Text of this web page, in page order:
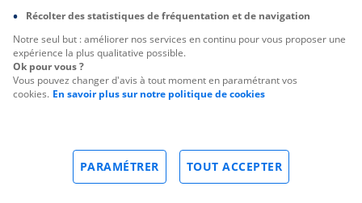
Récolter des statistiques de fréquentation et de navigation
Notre seul but : améliorer nos services en continu pour vous proposer une
expérience la plus qualitative possible.
Ok pour vous ?
Vous pouvez changer d'avis à tout moment en paramétrant vos
cookies. En savoir plus sur notre politique de cookies
TOUT ACCEPTER
PARAMÉTRER